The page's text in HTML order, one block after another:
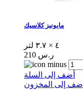
مايونيز كلاسيك
٤ × ٣.٧ لتر
210 ر.س
أضف إلى السلة
أضف إلى المخزون